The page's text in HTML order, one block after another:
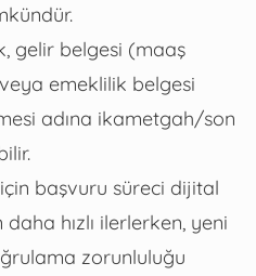
gelir belgesi (maaş
emeklilik belgesi
adına ikametgah/son
başvuru süreci dijital
hızlı ilerlerken, yeni
zorunluluğu